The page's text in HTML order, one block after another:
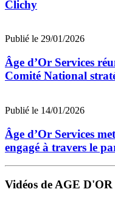
Clichy
Publié le 29/01/2026
Âge d’Or Services
Comité National
Publié le 14/01/2026
Âge d’Or Services
engagé à travers le
Vidéos de AGE